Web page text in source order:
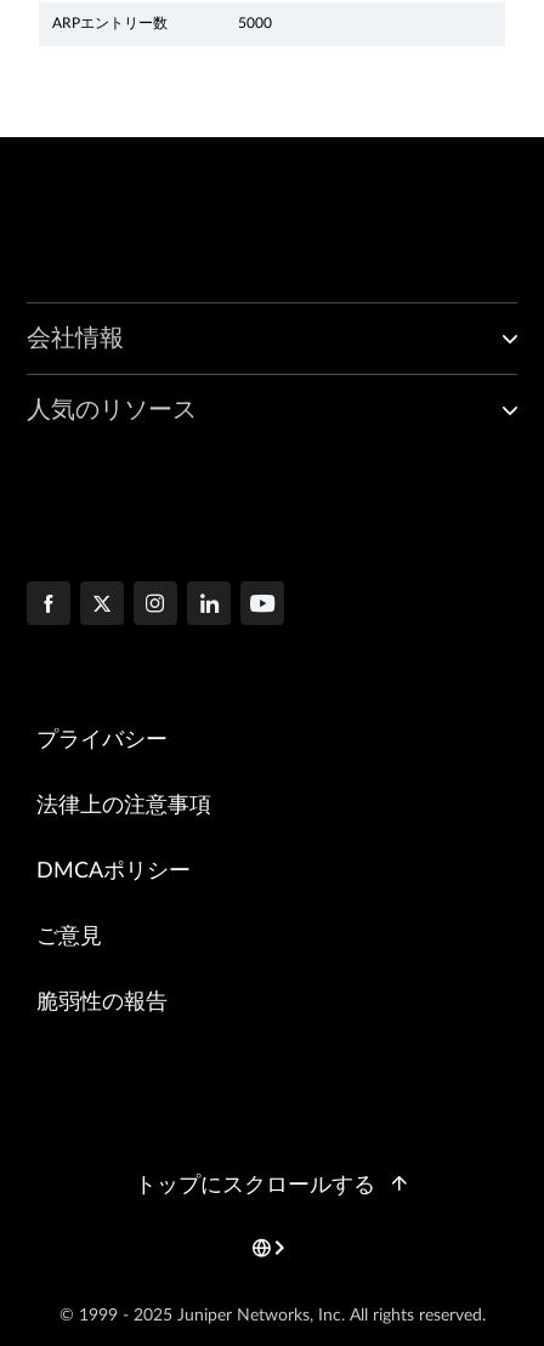
ARPエントリー数 5000
会社情報
人気のリソース
プライバシー
法律上の注意事項
DMCAポリシー
ご意見
脆弱性の報告
© 1999 - 2025 Juniper Networks, Inc. All rights reserved.
トップにスクロールする